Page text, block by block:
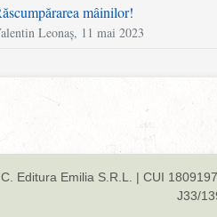
mâinilor!
Leonaș, 11 mai 2023
fără puterea de a săra, lumina fără
Lloyd-Jones, 11 aprilie 2023
jocurile! Ocupați-vă de vițel!
Leonaș, 22 noiembrie 2022
capitol din cartea „Mărturia lui
Editura Emilia S.R.L. | CUI
J33/